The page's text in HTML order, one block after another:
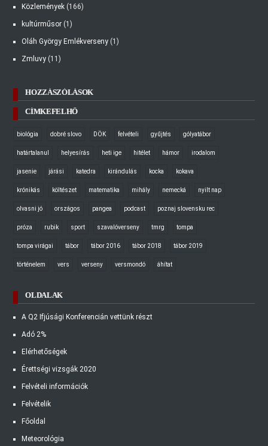
Közlemények (166)
kultúrműsor (1)
Oláh György Emlékverseny (1)
Zmluvy (11)
HOZZÁSZÓLÁSOK
CÍMKEFELHŐ
biológia dobré slovo DÖK felvételi gyűjtés gólyatábor
határtalanul helyesírás heti ige hitélet hámor irodalom
jasenie járási katedra kirándulás kocka kokava
krónikás költészet matematika mihály nemecká nyilt nap
olvasni jó országos pangea podcast poznaj slovensku rec
próza rubik sport szavalóverseny tmrg tompa
tompa virágai tábor tábor 2016 tábor 2018 tábor 2019
történelem vers verseny versmondó áhítat
OLDALAK
A Q2 Ifjúsági Konferencián vettünk részt
Adó 2%
Elérhetőségek
Érettségi vizsgák 2020
Felvételi információk
Felvételik
Főoldal
Meteorológia